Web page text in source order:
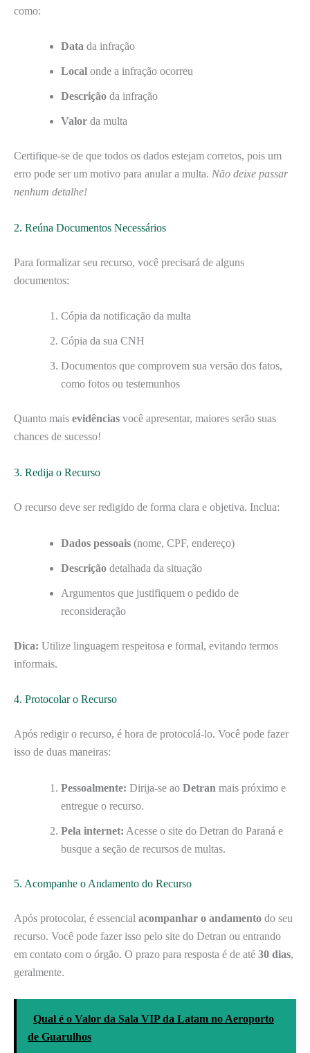
como:
Data da infração
Local onde a infração ocorreu
Descrição da infração
Valor da multa
Certifique-se de que todos os dados estejam corretos, pois um
erro pode ser um motivo para anular a multa. Não deixe passar
nenhum detalhe!
2. Reúna Documentos Necessários
Para formalizar seu recurso, você precisará de alguns
documentos:
Cópia da notificação da multa
Cópia da sua CNH
Documentos que comprovem sua versão dos fatos,
como fotos ou testemunhos
Quanto mais evidências você apresentar, maiores serão suas
chances de sucesso!
3. Redija o Recurso
O recurso deve ser redigido de forma clara e objetiva. Inclua:
Dados pessoais (nome, CPF, endereço)
Descrição detalhada da situação
Argumentos que justifiquem o pedido de
reconsideração
Dica: Utilize linguagem respeitosa e formal, evitando termos
informais.
4. Protocolar o Recurso
Após redigir o recurso, é hora de protocolá-lo. Você pode fazer
isso de duas maneiras:
Pessoalmente: Dirija-se ao Detran mais próximo e
entregue o recurso.
Pela internet: Acesse o site do Detran do Paraná e
busque a seção de recursos de multas.
5. Acompanhe o Andamento do Recurso
Após protocolar, é essencial acompanhar o andamento do seu
recurso. Você pode fazer isso pelo site do Detran ou entrando
em contato com o órgão. O prazo para resposta é de até 30 dias,
geralmente.
Qual é o Valor da Sala VIP da Latam no Aeroporto
de Guarulhos